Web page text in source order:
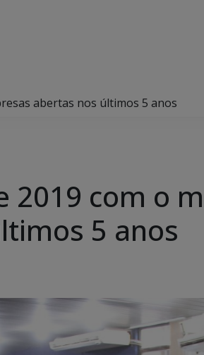
abertas nos últimos 5 anos
2019 com o
5 anos